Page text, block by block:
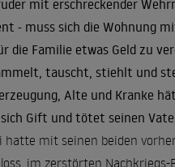
mit erschreckender
- muss sich die Wohnung
die Familie etwas Geld zu
tauscht, stiehlt und
Alte und Kranke
Gift und tötet seinen
hatte mit seinen beiden
im zerstörten